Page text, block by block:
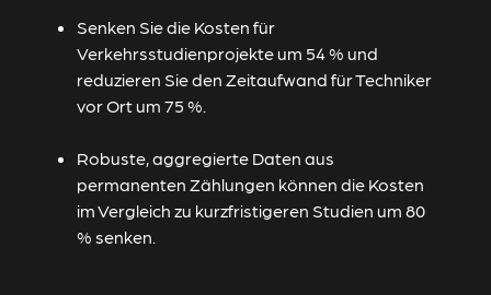
Senken Sie die Kosten für
Verkehrsstudienprojekte um 54 % und
reduzieren Sie den Zeitaufwand für Techniker
vor Ort um 75 %.
Robuste, aggregierte Daten aus
permanenten Zählungen können die Kosten
im Vergleich zu kurzfristigeren Studien um 80
% senken.